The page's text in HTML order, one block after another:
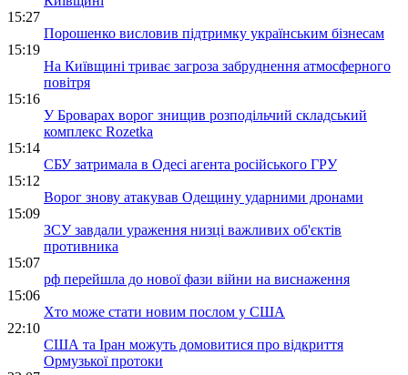
15:27
Порошенко висловив підтримку українським бізнесам
15:19
На Київщині триває загроза забруднення атмосферного
повітря
15:16
У Броварах ворог знищив розподільчий складський
комплекс Rozetka
15:14
СБУ затримала в Одесі агента російського ГРУ
15:12
Ворог знову атакував Одещину ударними дронами
15:09
ЗСУ завдали ураження низці важливих об'єктів
противника
15:07
рф перейшла до нової фази війни на виснаження
15:06
Хто може стати новим послом у США
22:10
США та Іран можуть домовитися про відкриття
Ормузької протоки